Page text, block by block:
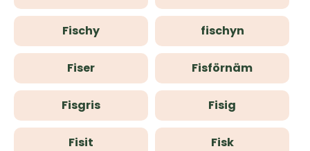
Fischy fischyn
Fiser Fisförnäm
Fisgris Fisig
Fisit Fisk